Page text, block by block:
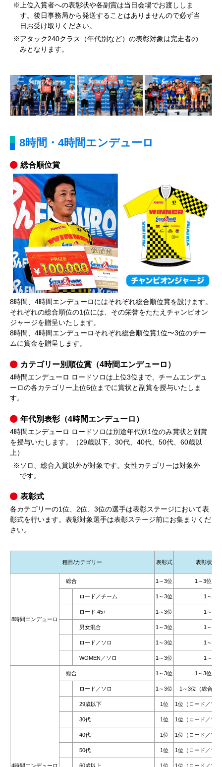
※上位入賞者への表彰状や各副賞は当日会場でお渡ししま
す。後日事務局から発送することはありませんので必ず当
日お受け取りください。
※アタック240クラス（年代別など）の表彰対象は完走者の
みとなります。
8時間・4時間エンデューロ
総合順位賞
8時間、4時間エンデューロにはそれぞれ総合順位賞を設けます。
それぞれの総合順位の1位には、その栄誉をたたえチャンピオン
ジャージを贈呈いたします。
8時間、4時間エンデューロそれぞれ総合順位賞1位〜3位のチー
ムに賞金を贈呈します。
カテゴリー別順位賞（4時間エンデューロ）
4時間エンデューロ ロードソロは上位3位まで、チームエンデュ
ーロの各カテゴリー上位6位までに賞状と副賞を授与いたしま
す。
年代別表彰（4時間エンデューロ）
4時間エンデューロ ロードソロは別途年代別1位のみ賞状と副賞
を授与いたします。（29歳以下、30代、40代、50代、60歳以
上）
※ソロ、総合入賞以外が対象です。女性カテゴリーは対象外
です。
表彰式
各カテゴリーの1位、2位、3位の選手は表彰ステージにおいて表
彰式を行います。表彰対象選手は表彰ステージ前にお集まりくだ
さい。
種目/カテゴリー 表彰式 表彰状・
8時間エンデューロ
総合 1～3位 1～3位 表
ロード／チーム 1～3位 1～6位
ロード 45+ 1～3位 1～6位
男女混合 1～3位 1～6位
ロード／ソロ 1～3位 1～6位
WOMEN／ソロ 1～3位 1～3位
4時間エンデューロ
総合 1～3位 1～3位 表
ロード／ソロ 1～3位 1～3位（総合と
29歳以下 1位 1位（ロード／ソ
30代 1位 1位（ロード／ソ
40代 1位 1位（ロード／ソ
50代 1位 1位（ロード／ソ
60歳以上 1位 1位（ロード／ソ